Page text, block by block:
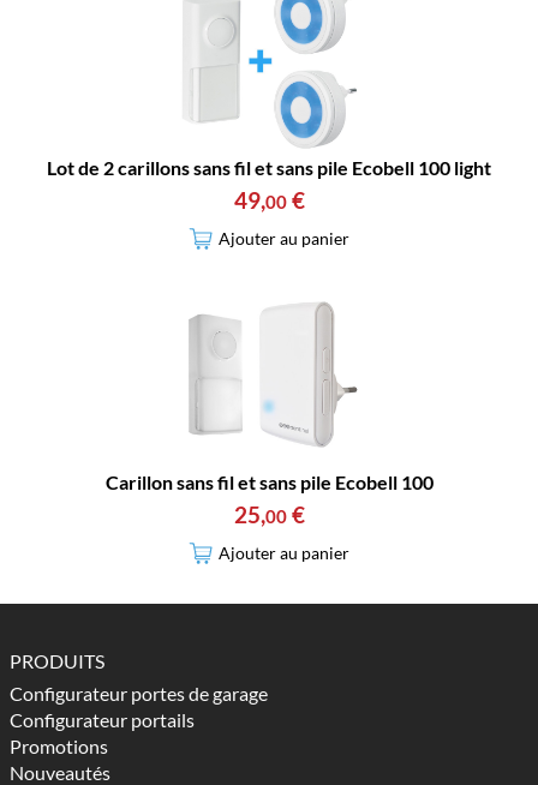
Lot de 2 carillons sans fil et sans pile Ecobell 100 light
49,00 €
Ajouter au panier
Carillon sans fil et sans pile Ecobell 100
25,00 €
Ajouter au panier
PRODUITS
Configurateur portes de garage
Configurateur portails
Promotions
Nouveautés